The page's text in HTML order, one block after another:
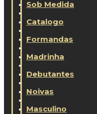
Sob Medida
Catalogo
Formandas
Madrinha
Debutantes
Noivas
Masculino